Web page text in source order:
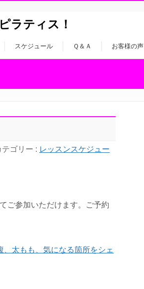
ラティス！
スケジュール Ｑ＆Ａ お客様の声
テゴリー : レッスンスケジュー
ご参加いただけます。ご予約
、太もも、気になる箇所をシェ